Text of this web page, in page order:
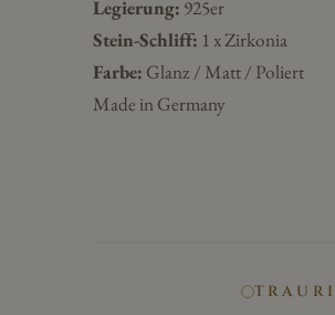
Legierung: 925er
Stein-Schliff: 1 x Zirkonia
Farbe: Glanz / Matt / Poliert
Made in Germany